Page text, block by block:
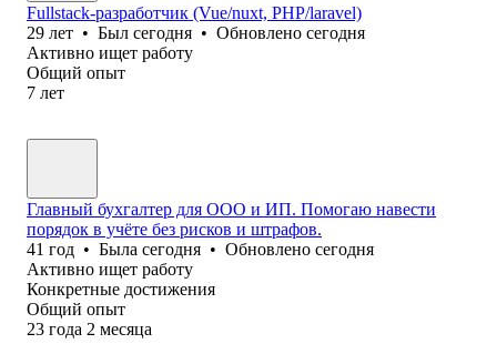
Fullstack-разработчик (Vue/nuxt, PHP/laravel)
29 лет • Был сегодня • Обновлено сегодня
Активно ищет работу
Общий опыт
7 лет
Главный бухгалтер для ООО и ИП. Помогаю навести
порядок в учёте без рисков и штрафов.
41 год • Была сегодня • Обновлено сегодня
Активно ищет работу
Конкретные достижения
Общий опыт
23 года 2 месяца